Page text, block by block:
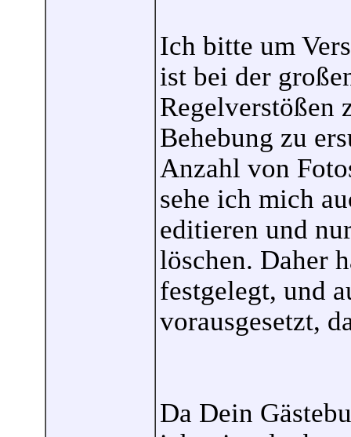
Ich bitte um
ist bei der
Regelverstößen
Behebung zu
Anzahl von
sehe ich mich
editieren und
löschen. Daher
festgelegt, und
vorausgesetzt,
Da Dein